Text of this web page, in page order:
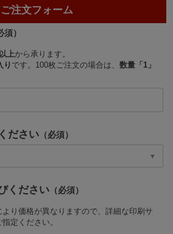
ご注文フォーム
須）
上から承ります。
り です。100枚ご注文の場合は、数量「1」
ださい （必須）
ください （必須）
り価格が異なりますので、詳細な印刷サ
定ください。